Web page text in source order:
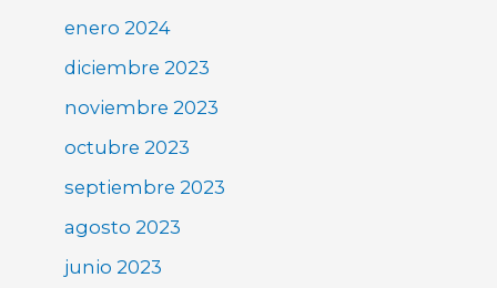
enero 2024
diciembre 2023
noviembre 2023
octubre 2023
septiembre 2023
agosto 2023
junio 2023